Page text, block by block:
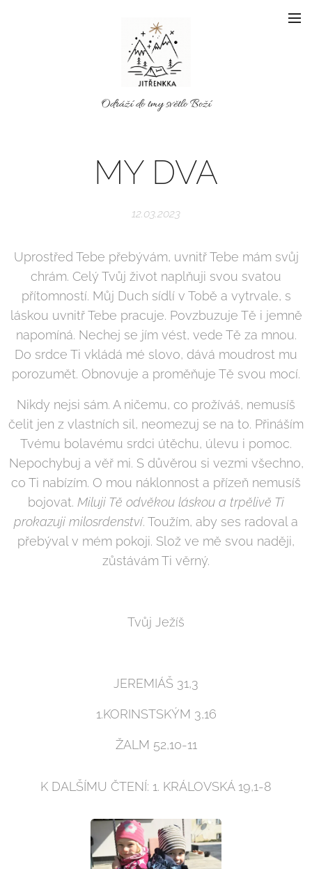
Odráží do tmy světlo Boží
MY DVA
12.03.2023
Uprostřed Tebe přebývám, uvnitř Tebe mám svůj
chrám. Celý Tvůj život naplňuji svou svatou
přítomností. Můj Duch sídlí v Tobě a vytrvale, s
láskou uvnitř Tebe pracuje. Povzbuzuje Tě i jemně
napomíná. Nechej se jím vést, vede Tě za mnou.
Do srdce Ti vkládá mé slovo, dává moudrost mu
porozumět. Obnovuje a proměňuje Tě svou mocí.
Nikdy nejsi sám. A ničemu, co prožíváš, nemusíš
čelit jen z vlastních sil, neomezuj se na to. Přináším
Tvému bolavému srdci útěchu, úlevu i pomoc.
Nepochybuj a věř mi. S důvěrou si vezmi všechno,
co Ti nabízím. O mou náklonnost a přízeň nemusíš
bojovat. Miluji Tě odvěkou láskou a trpělivě Ti
prokazuji milosrdenství. Toužím, aby ses radoval a
přebýval v mém pokoji. Slož ve mě svou naději,
zůstávám Ti věrný.
Tvůj Ježíš
JEREMIÁŠ 31,3
1.KORINSTSKÝM 3,16
ŽALM 52,10-11
K DALŠÍMU ČTENÍ: 1. KRÁLOVSKÁ 19,1-8